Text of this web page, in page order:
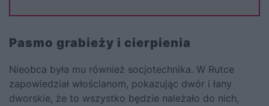
Pasmo grabieży i cierpienia
Nieobca była mu również socjotechnika. W Rutce
zapowiedział włościanom, pokazując dwór i łany
dworskie, że to wszystko będzie należało do nich,